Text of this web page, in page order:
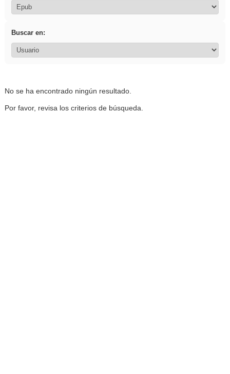
Buscar en:
No se ha encontrado ningún resultado.
Por favor, revisa los criterios de búsqueda.